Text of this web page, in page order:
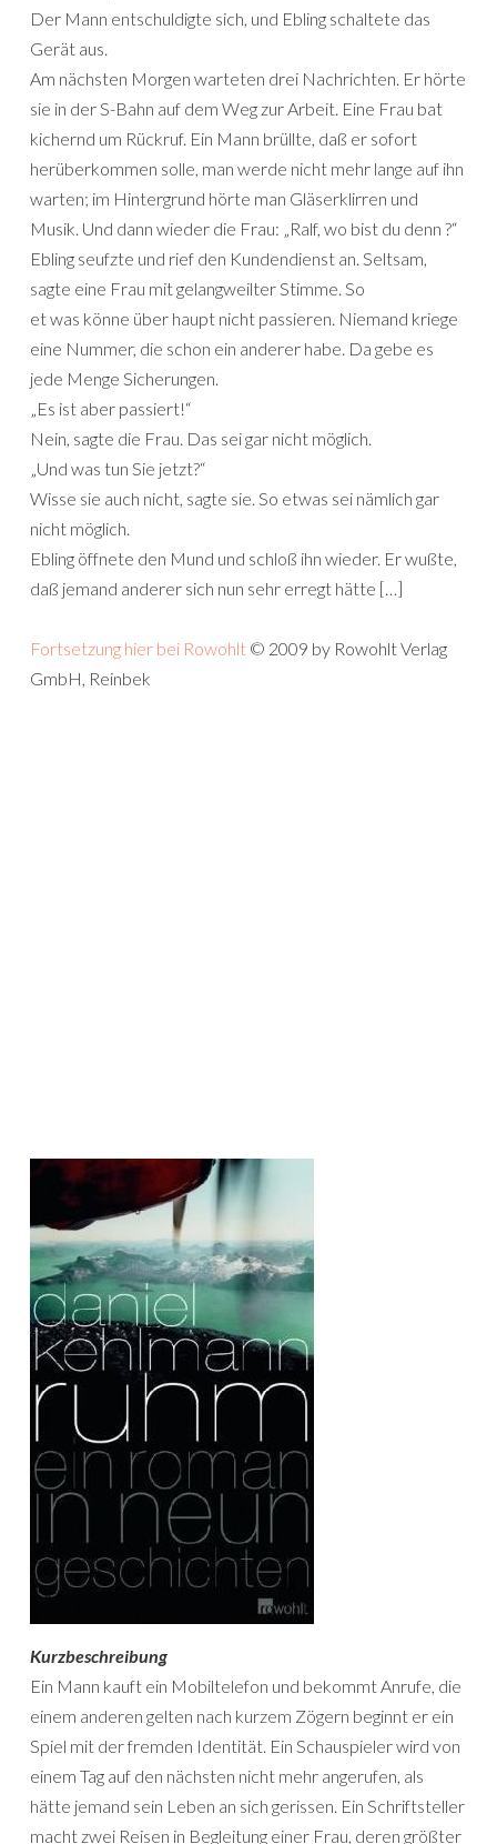
Der Mann entschuldigte sich, und Ebling schaltete das
Gerät aus.
Am nächsten Morgen warteten drei Nachrichten. Er hörte
sie in der S-Bahn auf dem Weg zur Arbeit. Eine Frau bat
kichernd um Rückruf. Ein Mann brüllte, daß er sofort
herüberkommen solle, man werde nicht mehr lange auf ihn
warten; im Hintergrund hörte man Gläserklirren und
Musik. Und dann wieder die Frau: „Ralf, wo bist du denn ?“
Ebling seufzte und rief den Kundendienst an. Seltsam,
sagte eine Frau mit gelangweilter Stimme. So
et was könne über haupt nicht passieren. Niemand kriege
eine Nummer, die schon ein anderer habe. Da gebe es
jede Menge Sicherungen.
„Es ist aber passiert!“
Nein, sagte die Frau. Das sei gar nicht möglich.
„Und was tun Sie jetzt?“
Wisse sie auch nicht, sagte sie. So etwas sei nämlich gar
nicht möglich.
Ebling öffnete den Mund und schloß ihn wieder. Er wußte,
daß jemand anderer sich nun sehr erregt hätte […]
Fortsetzung hier bei Rowohlt © 2009 by Rowohlt Verlag
GmbH, Reinbek
Kurzbeschreibung
Ein Mann kauft ein Mobiltelefon und bekommt Anrufe, die
einem anderen gelten nach kurzem Zögern beginnt er ein
Spiel mit der fremden Identität. Ein Schauspieler wird von
einem Tag auf den nächsten nicht mehr angerufen, als
hätte jemand sein Leben an sich gerissen. Ein Schriftsteller
macht zwei Reisen in Begleitung einer Frau, deren größter